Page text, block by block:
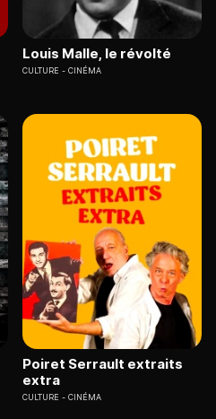
Louis Malle, le révolté
CULTURE CINÉMA
Poiret Serrault extraits
extra
CULTURE CINÉMA